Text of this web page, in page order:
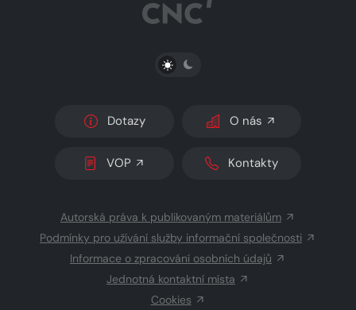
PŘEPNOUT SVĚTLÝ/TMAVÝ REŽIM
Dotazy O nás
VOP Kontakty
Autorská práva k publikovaným materiálům
Podmínky pro užívání služby informační společnosti
Informace o zpracování osobních údajů
Jednotná kontaktní místa
Cookies